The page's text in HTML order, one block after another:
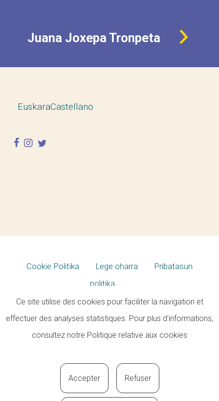
Juana Joxepa Tronpeta
EuskaraCastellano
facebook
instagram
twitter
Cookie Politika Lege oharra
Pribatasun
politika
Ce site utilise des cookies pour faciliter la navigation et
effectuer des analyses statistiques. Pour plus d'informations,
consultez notre Politique relative aux cookies
Accepter Refuser